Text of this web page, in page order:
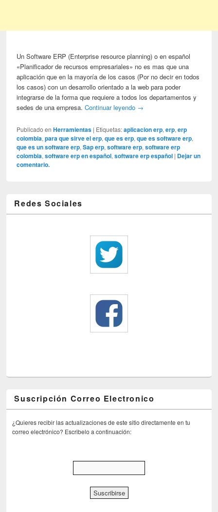
Un Software ERP (Enterprise resource planning) o en español
«Planificador de recursos empresariales» no es mas que una
aplicación que en la mayoría de los casos (Por no decir en todos
los casos) con un desarrollo orientado a la web para poder
integrarse de la forma que requiere a todos los departamentos y
sedes de una empresa.Continuar leyendo →
Publicado en Herramientas | Etiquetas: aplicacion erp,erp,erp
colombia,para que sirve el erp,que es erp,que es software erp,
que es un software erp,Sap erp,software erp,software erp
colombia,software erp en español,software erp español | Dejar un
comentario.
Redes Sociales
Suscripción Correo Electronico
¿Quieres recibir las actualizaciones de este sitio directamente en tu
correo electrónico? Escribelo a continuación: